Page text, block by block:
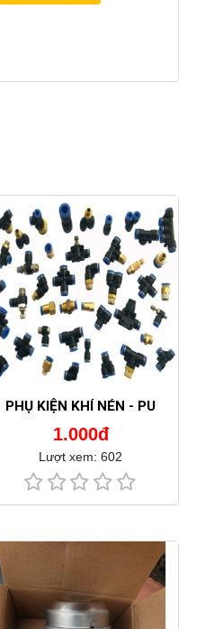
PHỤ KIỆN KHÍ NÉN - PU
1.000đ
Lượt xem: 602